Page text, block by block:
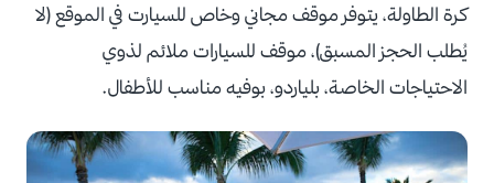
كرة الطاولة،يتوفر موقف مجاني وخاص للسيارت في الموقع (لا
يُطلب الحجز المسبق)،موقف للسيارات ملائم لذوي
الاحتياجات الخاصة،بلياردو،بوفيه مناسب للأطفال.